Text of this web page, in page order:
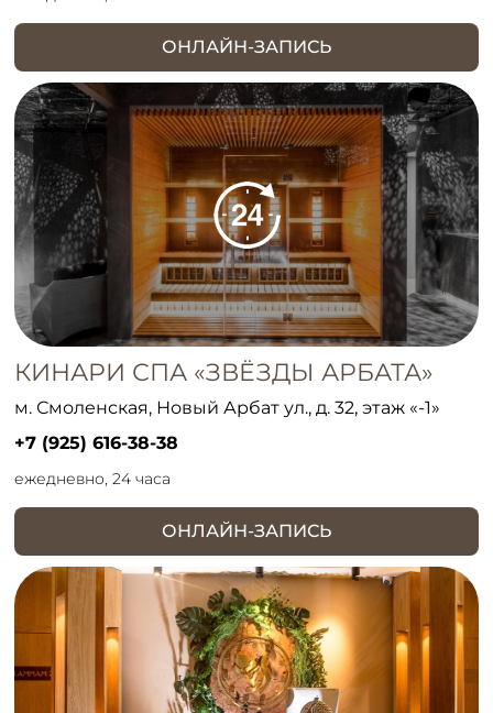
ОНЛАЙН-ЗАПИСЬ
КИНАРИ СПА «ЗВЁЗДЫ АРБАТА»
м. Смоленская, Новый Арбат ул., д. 32, этаж «-1»
+7 (925) 616-38-38
ежедневно, 24 часа
ОНЛАЙН-ЗАПИСЬ